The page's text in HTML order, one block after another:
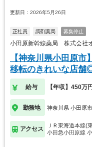
更新日：2026年5月26日
正社員 調剤薬局 募集停止
小田原新幹線薬局 株式会社
【神奈川県小田原市
移転のきれいな店舗
給与 【年収】450万
勤務地 神奈川県 小田原市
アクセス
ＪＲ東海道本線(
小田急小田原線